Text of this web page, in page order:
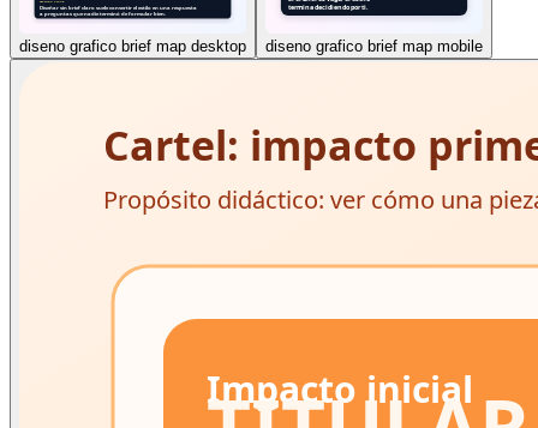
diseno grafico brief map desktop diseno grafico brief map mobile